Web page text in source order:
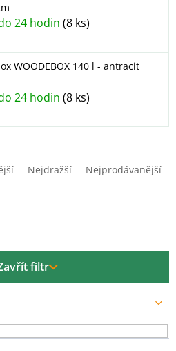
24 hodin (8 ks)
WOODEBOX 140 l - antracit
24 hodin (8 ks)
Nejdražší Nejprodávanější
filtr